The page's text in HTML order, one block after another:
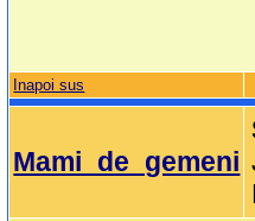
Inapoi sus
Mami_de_gemeni